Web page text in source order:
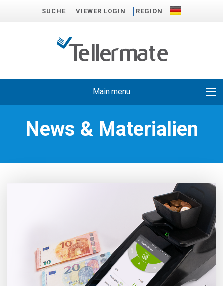
SUCHE VIEWER LOGIN REGION
Main menu
News & Materialien